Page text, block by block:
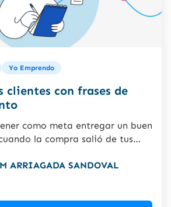
Yo Emprendo
clientes con frases de
como meta entregar un buen
la compra salió de tus
ARRIAGADA SANDOVAL